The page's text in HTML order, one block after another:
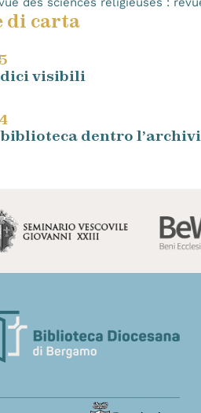
di carta
visibili
dentro